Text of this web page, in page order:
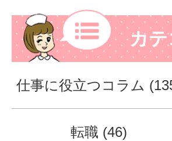
カ
仕事に役立つコラム
転職 (46)